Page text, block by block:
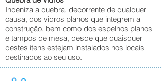
Indeniza a quebra, decorrente de qualquer
causa, dos vidros planos que integrem a
construção, bem como dos espelhos planos
e tampos de mesa, desde que quaisquer
destes itens estejam instalados nos locais
destinados ao seu uso.